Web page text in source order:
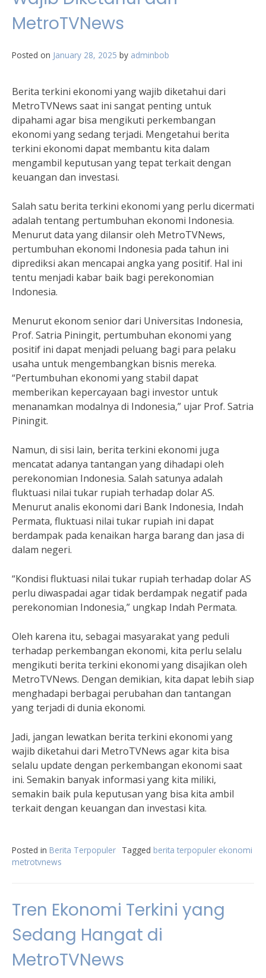
MetroTVNews
Posted on January 28, 2025 by adminbob
Berita terkini ekonomi yang wajib diketahui dari
MetroTVNews saat ini sangat penting untuk
dipahami agar bisa mengikuti perkembangan
ekonomi yang sedang terjadi. Mengetahui berita
terkini ekonomi dapat membantu kita dalam
mengambil keputusan yang tepat terkait dengan
keuangan dan investasi.
Salah satu berita terkini ekonomi yang perlu dicermati
adalah tentang pertumbuhan ekonomi Indonesia.
Menurut data yang dilansir oleh MetroTVNews,
pertumbuhan ekonomi Indonesia pada tahun ini
diprediksi akan mencapai angka yang positif. Hal ini
tentu menjadi kabar baik bagi perekonomian
Indonesia.
Menurut ekonom senior dari Universitas Indonesia,
Prof. Satria Piningit, pertumbuhan ekonomi yang
positif ini dapat menjadi peluang bagi para pelaku
usaha untuk mengembangkan bisnis mereka.
“Pertumbuhan ekonomi yang stabil dapat
memberikan kepercayaan bagi investor untuk
menanamkan modalnya di Indonesia,” ujar Prof. Satria
Piningit.
Namun, di sisi lain, berita terkini ekonomi juga
mencatat adanya tantangan yang dihadapi oleh
perekonomian Indonesia. Salah satunya adalah
fluktuasi nilai tukar rupiah terhadap dolar AS.
Menurut analis ekonomi dari Bank Indonesia, Indah
Permata, fluktuasi nilai tukar rupiah ini dapat
berdampak pada kenaikan harga barang dan jasa di
dalam negeri.
“Kondisi fluktuasi nilai tukar rupiah terhadap dolar AS
perlu diwaspadai agar tidak berdampak negatif pada
perekonomian Indonesia,” ungkap Indah Permata.
Oleh karena itu, sebagai masyarakat yang peduli
terhadap perkembangan ekonomi, kita perlu selalu
mengikuti berita terkini ekonomi yang disajikan oleh
MetroTVNews. Dengan demikian, kita dapat lebih siap
menghadapi berbagai perubahan dan tantangan
yang terjadi di dunia ekonomi.
Jadi, jangan lewatkan berita terkini ekonomi yang
wajib diketahui dari MetroTVNews agar kita bisa
selalu update dengan perkembangan ekonomi saat
ini. Semakin banyak informasi yang kita miliki,
semakin baik pula keputusan yang bisa kita ambil
terkait dengan keuangan dan investasi kita.
Posted in Berita Terpopuler Tagged berita terpopuler ekonomi
metrotvnews
Tren Ekonomi Terkini yang
Sedang Hangat di
MetroTVNews